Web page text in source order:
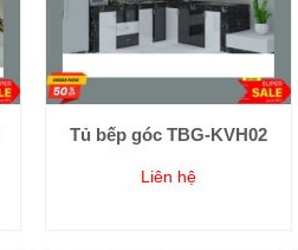
Tủ bếp góc TBG-KVH02
Liên hệ